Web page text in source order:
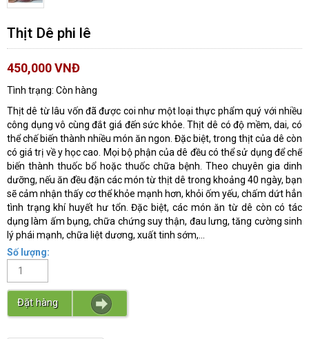
Thịt Dê phi lê
450,000VNĐ
Tình trạng: Còn hàng
Thịt dê từ lâu vốn đã được coi như một loại thực phẩm quý với nhiều
công dụng vô cùng đắt giá đến sức khỏe. Thịt dê có độ mềm, dai, có
thể chế biến thành nhiều món ăn ngon. Đặc biệt, trong thịt của dê còn
có giá trị về y học cao. Mọi bộ phận của dê đều có thể sử dụng để chế
biến thành thuốc bổ hoặc thuốc chữa bệnh. Theo chuyên gia dinh
dưỡng, nếu ăn đều đặn các món từ thịt dê trong khoảng 40 ngày, bạn
sẽ cảm nhận thấy cơ thể khỏe mạnh hơn, khỏi ốm yếu, chấm dứt hẳn
tình trạng khí huyết hư tổn. Đặc biệt, các món ăn từ dê còn có tác
dụng làm ấm bụng, chữa chứng suy thận, đau lưng, tăng cường sinh
lý phái mạnh, chữa liệt dương, xuất tinh sớm,...
Số lượng:
Đặt hàng